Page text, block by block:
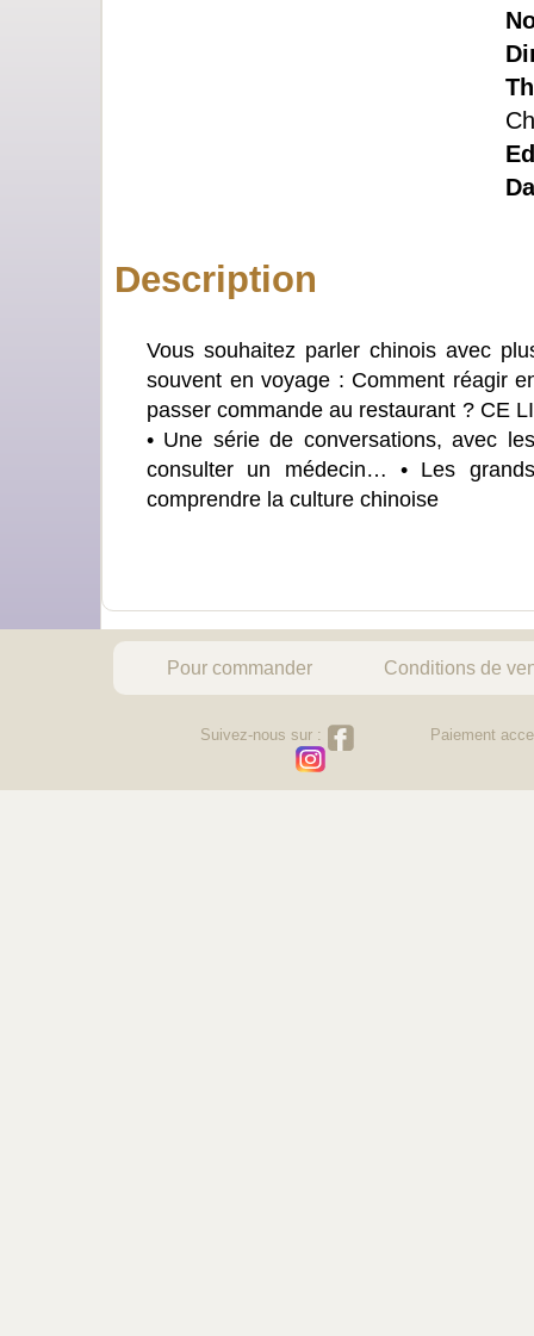
Description
Vous souhaitez parler chinois avec
souvent en voyage : Comment réagir
passer commande au restaurant ? CE
• Une série de conversations, avec
consulter un médecin… • Les
comprendre la culture chinoise
Pour commander Conditions de
Suivez-nous sur : Paiement